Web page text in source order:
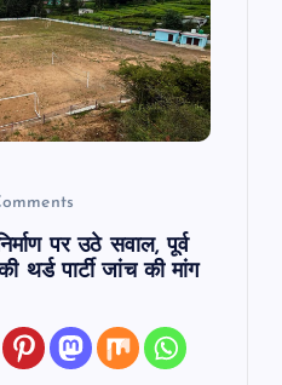
पर उठे सवाल, पूर्व
थर्ड पार्टी जांच की मांग